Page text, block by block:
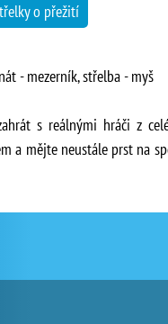
o přežití
- mezerník, střelba - myš
s reálnými hráči z
a mějte neustále prst na